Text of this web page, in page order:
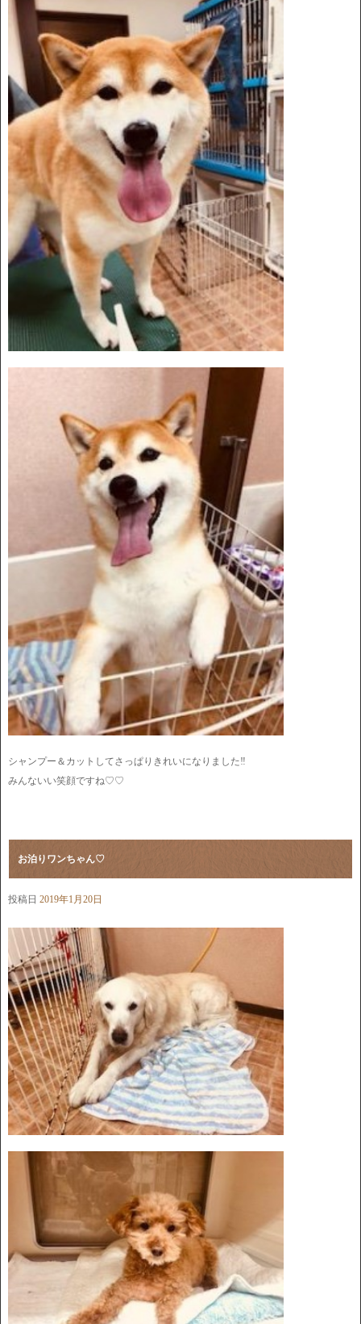
シャンプー＆カットしてさっぱりきれいになりました‼
みんないい笑顔ですね♡♡
お泊りワンちゃん♡
投稿日 2019年1月20日